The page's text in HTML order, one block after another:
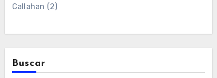
Callahan (2)
Buscar